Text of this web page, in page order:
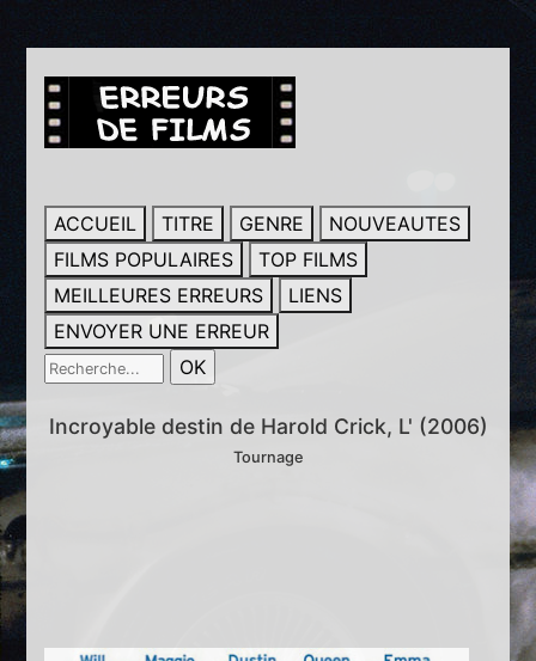
ACCUEIL TITRE GENRE
NOUVEAUTES
FILMS POPULAIRES
TOP FILMS
MEILLEURES ERREURS
LIENS
ENVOYER UNE ERREUR
Incroyable destin de Harold Crick, L' (2006)
Tournage